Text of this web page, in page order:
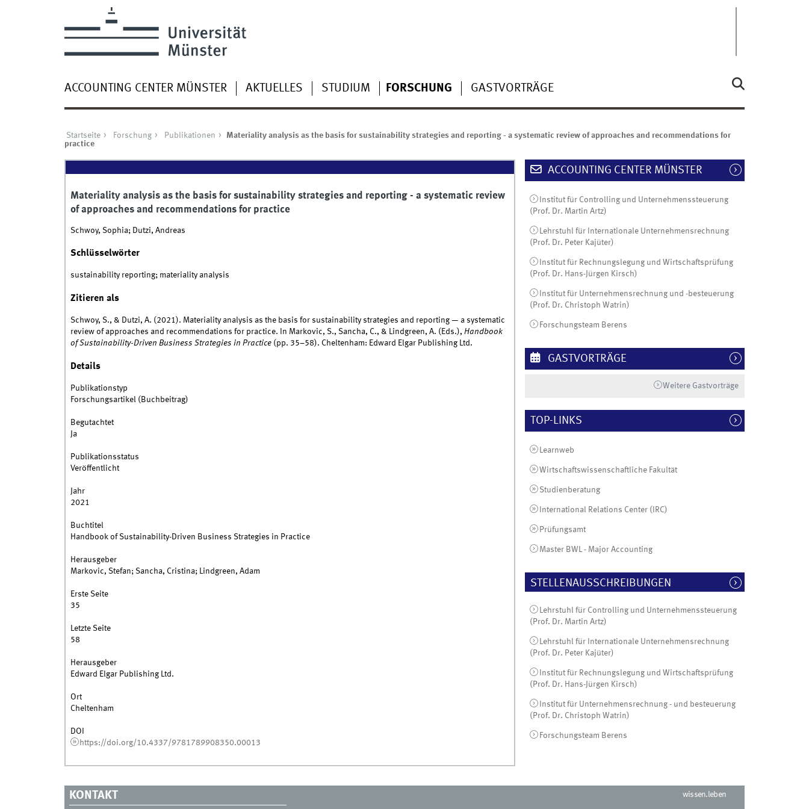
ACCOUNTING CENTER MÜNSTER AKTUELLES STUDIUM FORSCHUNG GASTVORTRÄGE
Startseite Forschung Publikationen
Materiality analysis as the basis for sustainability strategies and reporting - a systematic review of approaches and recommendations for
practice
Materiality analysis as the basis for sustainability strategies and reporting - a systematic review
of approaches and recommendations for practice
Schwoy, Sophia; Dutzi, Andreas
Schlüsselwörter
sustainability reporting; materiality analysis
Zitieren als
Schwoy, S., & Dutzi, A. (2021). Materiality analysis as the basis for sustainability strategies and reporting — a systematic
review of approaches and recommendations for practice. In Markovic, S., Sancha, C., & Lindgreen, A. (Eds.), Handbook
of Sustainability-Driven Business Strategies in Practice(pp. 35–58). Cheltenham: Edward Elgar Publishing Ltd.
Details
Publikationstyp
Forschungsartikel (Buchbeitrag)
Begutachtet
Ja
Publikationsstatus
Veröffentlicht
Jahr
2021
Buchtitel
Handbook of Sustainability-Driven Business Strategies in Practice
Herausgeber
Markovic, Stefan; Sancha, Cristina; Lindgreen, Adam
Erste Seite
35
Letzte Seite
58
Herausgeber
Edward Elgar Publishing Ltd.
Ort
Cheltenham
DOI
https://doi.org/10.4337/9781789908350.00013
ACCOUNTING CENTER MÜNSTER
Institut für Controlling und Unternehmenssteuerung
(Prof. Dr. Martin Artz)
Lehrstuhl für Internationale Unternehmensrechnung
(Prof. Dr. Peter Kajüter)
Institut für Rechnungslegung und Wirtschaftsprüfung
(Prof. Dr. Hans-Jürgen Kirsch)
Institut für Unternehmensrechnung und -besteuerung
(Prof. Dr. Christoph Watrin)
Forschungsteam Berens
GASTVORTRÄGE
Weitere Gastvorträge
TOP-LINKS
Learnweb
Wirtschaftswissenschaftliche Fakultät
Studienberatung
International Relations Center (IRC)
Prüfungsamt
Master BWL - Major Accounting
STELLENAUSSCHREIBUNGEN
Lehrstuhl für Controlling und Unternehmenssteuerung
(Prof. Dr. Martin Artz)
Lehrstuhl für Internationale Unternehmensrechnung
(Prof. Dr. Peter Kajüter)
Institut für Rechnungslegung und Wirtschaftsprüfung
(Prof. Dr. Hans-Jürgen Kirsch)
Institut für Unternehmensrechnung - und besteuerung
(Prof. Dr. Christoph Watrin)
Forschungsteam Berens
KONTAKT wissen.leben